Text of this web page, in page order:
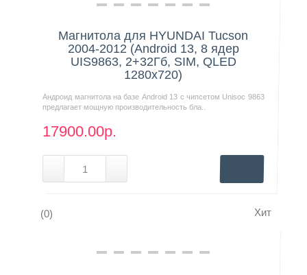
Нашли дешевле?
Магнитола для HYUNDAI Tucson
2004-2012 (Android 13, 8 ядер
UIS9863, 2+32Гб, SIM, QLED
1280x720)
Андроид магнитола на базе Android 13 с чипсетом Unisoc 9863
предлагает мощную производительность бла..
17900.00р.
(0) Хит
Нашли дешевле?